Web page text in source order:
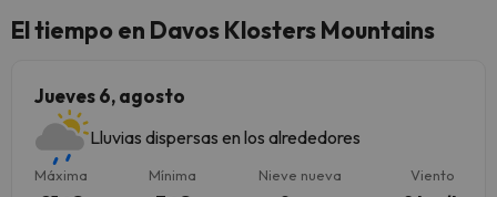
El tiempo en Davos Klosters Mountains
Jueves 6, agosto
Lluvias dispersas en los alrededores
Máxima Mínima Nieve nueva Viento